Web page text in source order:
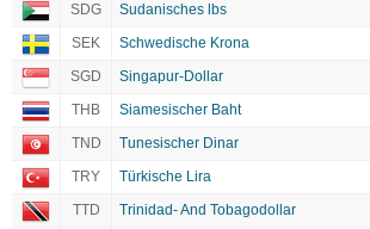
SDG
Sudanisches lbs
SEK
Schwedische Krona
SGD
Singapur-Dollar
THB
Siamesischer Baht
TND
Tunesischer Dinar
TRY
Türkische Lira
TTD
Trinidad- And Tobagodollar